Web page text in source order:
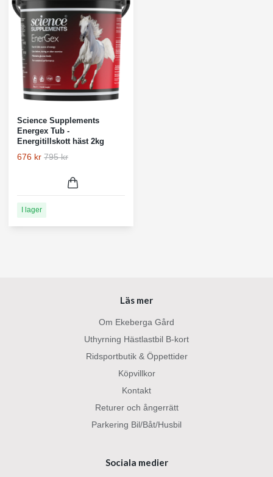
Science Supplements
Energex Tub -
Energitillskott häst 2kg
676 kr 795 kr
I lager
Läs mer
Om Ekeberga Gård
Uthyrning Hästlastbil B-kort
Ridsportbutik & Öppettider
Köpvillkor
Kontakt
Returer och ångerrätt
Parkering Bil/Båt/Husbil
Sociala medier